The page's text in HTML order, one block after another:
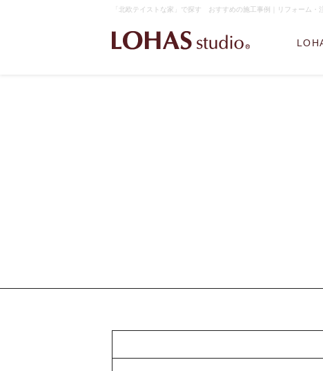
「北欧テイストな家」で探す おすすめの施工事例｜リフォーム・